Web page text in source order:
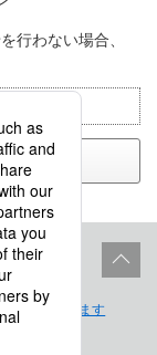
行わない場合、
ー